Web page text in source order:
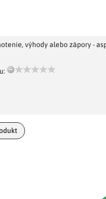
výhody alebo zápory -